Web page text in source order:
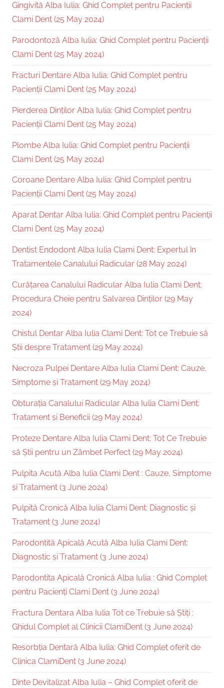
Gingivită Alba Iulia: Ghid Complet pentru Pacienții
Clami Dent (25 May 2024)
Parodontoză Alba Iulia: Ghid Complet pentru Pacienții
Clami Dent (25 May 2024)
Fracturi Dentare Alba Iulia: Ghid Complet pentru
Pacienții Clami Dent (25 May 2024)
Pierderea Dinților Alba Iulia: Ghid Complet pentru
Pacienții Clami Dent (25 May 2024)
Plombe Alba Iulia: Ghid Complet pentru Pacienții
Clami Dent (25 May 2024)
Coroane Dentare Alba Iulia: Ghid Complet pentru
Pacienții Clami Dent (25 May 2024)
Aparat Dentar Alba Iulia: Ghid Complet pentru Pacienții
Clami Dent (25 May 2024)
Dentist Endodont Alba Iulia Clami Dent: Expertul în
Tratamentele Canalului Radicular (28 May 2024)
Curățarea Canalului Radicular Alba Iulia Clami Dent:
Procedura Cheie pentru Salvarea Dinților (29 May
2024)
Chistul Dentar Alba Iulia Clami Dent: Tot ce Trebuie să
Știi despre Tratament (29 May 2024)
Necroza Pulpei Dentare Alba Iulia Clami Dent: Cauze,
Simptome și Tratament (29 May 2024)
Obturația Canalului Radicular Alba Iulia Clami Dent:
Tratament și Beneficii (29 May 2024)
Proteze Dentare Alba Iulia Clami Dent: Tot Ce Trebuie
să Știi pentru un Zâmbet Perfect (29 May 2024)
Pulpita Acută Alba Iulia Clami Dent : Cauze, Simptome
și Tratament (3 June 2024)
Pulpită Cronică Alba Iulia Clami Dent: Diagnostic și
Tratament (3 June 2024)
Parodontită Apicală Acută Alba Iulia Clami Dent:
Diagnostic și Tratament (3 June 2024)
Parodontita Apicală Cronică Alba Iulia : Ghid Complet
pentru Pacienți Clami Dent (3 June 2024)
Fractura Dentara Alba Iulia Tot ce Trebuie să Știți :
Ghidul Complet al Clinicii ClamiDent (3 June 2024)
Resorbția Dentară Alba Iulia: Ghid Complet oferit de
Clinica ClamiDent (3 June 2024)
Dinte Devitalizat Alba Iulia – Ghid Complet oferit de